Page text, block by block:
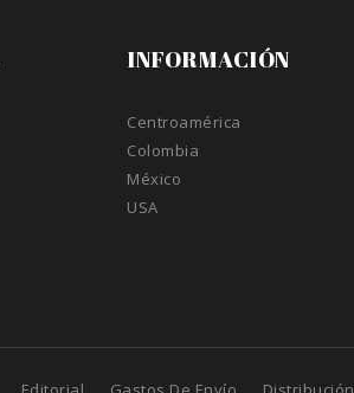
INFORMACIÓN
Centroamérica
Colombia
México
USA